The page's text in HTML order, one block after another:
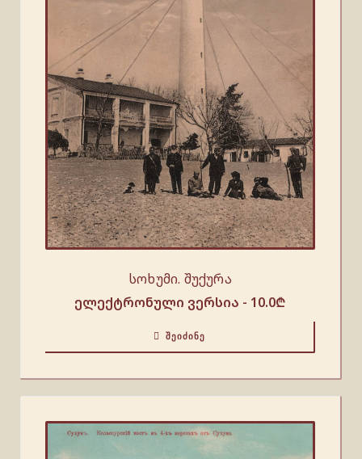
სოხუმი. შუქურა
ელექტრონული ვერსია - 10.0₾
ᲨᲔᲘᲫᲘᲜᲔ